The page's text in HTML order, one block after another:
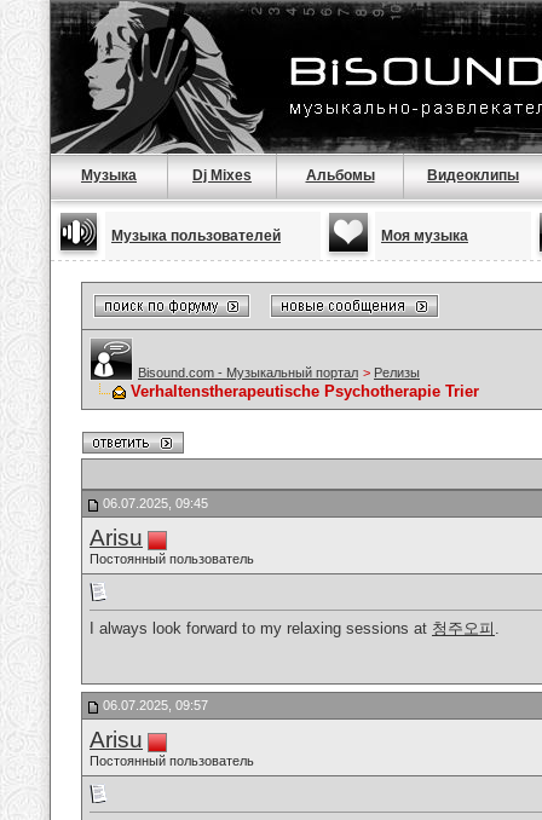
Музыка Dj Mixes Альбомы Видеоклипы
Музыка пользователей Моя музыка
Bisound.com - Музыкальный портал > Релизы
Verhaltenstherapeutische Psychotherapie Trier
06.07.2025, 09:45
Arisu
Постоянный пользователь
I always look forward to my relaxing sessions at 청주오피 .
06.07.2025, 09:57
Arisu
Постоянный пользователь